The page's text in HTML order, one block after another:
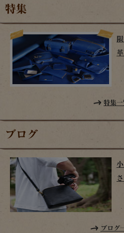
特集
特集一
ブログ
ブログ